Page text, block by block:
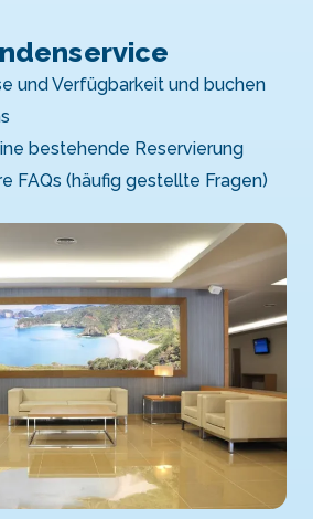
und Verfügbarkeit und buchen
bestehende Reservierung
FAQs (häufig gestellte Fragen)